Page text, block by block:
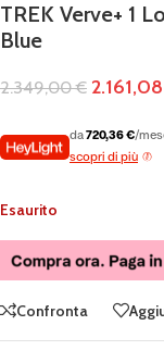
TREK Verve+ 1
Blue
2.349,00€
da720,36 €/
scopri di più
Esaurito
Confronta